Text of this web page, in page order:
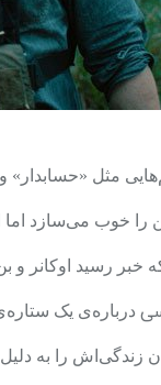
مثل
را خوب می‌سازد
درباره‌ی یک
زندگی‌اش را به